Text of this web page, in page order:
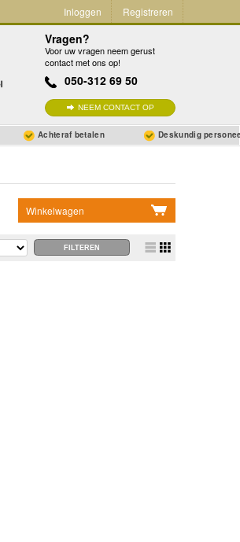
Inloggen Registreren
Vragen?
Voor uw vragen neem gerust
contact met ons op!
050-312 69 50
NEEM CONTACT OP
Achteraf betalen Deskundig
Winkelwagen
Ga naar winkelwagen